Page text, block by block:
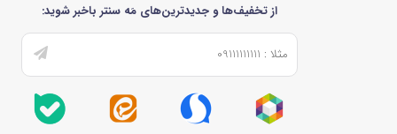
کامل برای مهمانی‌های شبانه، هر کدام با کیفیت حرفه‌ای و قیمتی دوستانه، نیازهای
گزینه را انتخاب نمایید.
از تخفیف‌ها و جدیدترین‌های مَه سنتر باخبر شوید: